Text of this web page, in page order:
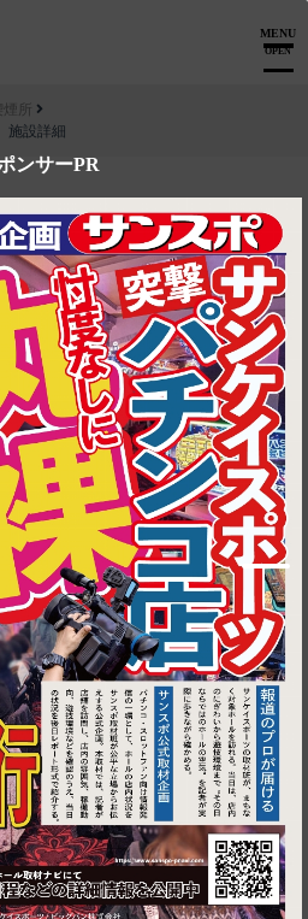
MENU
OPEN
ンサーPR
1
所
施設詳細
すだち亭【たばこすう+】